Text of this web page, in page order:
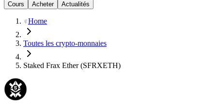
Cours Acheter Actualités
Home
Toutes les crypto-monnaies
Staked Frax Ether (SFRXETH)